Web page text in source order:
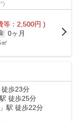
等：2,500円 )
0ヶ月
徒歩23分
駅 徒歩25分
」駅 徒歩22分